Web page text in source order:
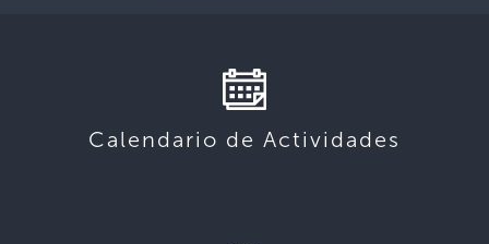
Calendario de Actividades